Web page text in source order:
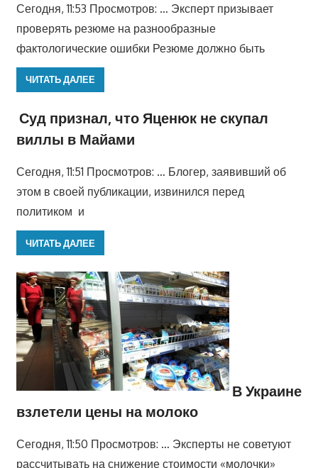
Сегодня, 11:53 Просмотров: … Эксперт призывает
проверять резюме на разнообразные
фактологические ошибки Резюме должно быть
ЧИТАТЬ ДАЛЕЕ
Суд признал, что Яценюк не скупал
виллы в Майами
Сегодня, 11:51 Просмотров: … Блогер, заявивший об
этом в своей публикации, извинился перед
политиком и
ЧИТАТЬ ДАЛЕЕ
В Украине
взлетели цены на молоко
Сегодня, 11:50 Просмотров: … Эксперты не советуют
рассчитывать на снижение стоимости «молочки»